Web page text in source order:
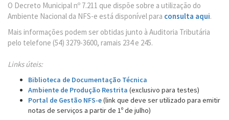
O Decreto Municipal nº 7.211 que dispõe sobre a utilização do
Ambiente Nacional da NFS-e está disponível para consulta aqui.
Mais informações podem ser obtidas junto à Auditoria Tributária
pelo telefone (54) 3279-3600, ramais 234 e 245.
Links úteis:
Biblioteca de Documentação Técnica
Ambiente de Produção Restrita (exclusivo para testes)
Portal de Gestão NFS-e(link que deve ser utilizado para emitir
notas de serviços a partir de 1º de julho)